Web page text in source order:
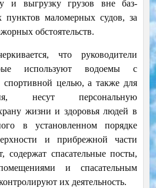
и выгрузку грузов вне баз-
пунктов маломерных судов, за
обстоятельств.
что руководители
используют водоемы с
спортивной целью, а также для
несут персональную
жизни и здоровья людей в
в установленном порядке
и прибрежной части
содержат спасательные посты,
и спасательным
их деятельность.